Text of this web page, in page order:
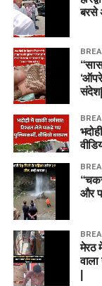
बरसे
संदेश|
और
मेरठ